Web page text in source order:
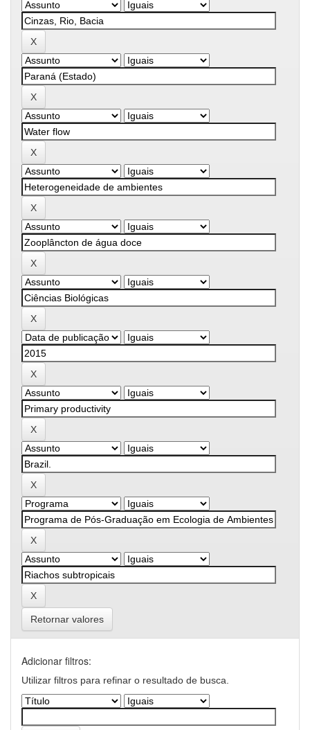
Retornar valores
Adicionar filtros:
Utilizar filtros para refinar o resultado de busca.